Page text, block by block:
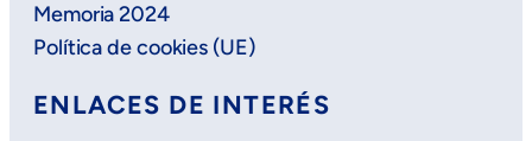
Memoria 2024
Política de cookies (UE)
ENLACES DE INTERÉS